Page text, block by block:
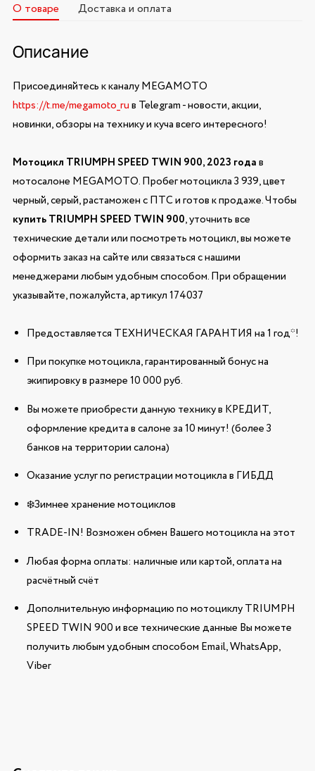
О товаре Доставка и оплата
Описание
Присоединяйтесь к каналу MEGAMOTO
https://t.me/megamoto_ruв Telegram - новости, акции,
новинки, обзоры на технику и куча всего интересного!
Мотоцикл TRIUMPH SPEED TWIN 900, 2023 годав
мотосалоне MEGAMOTO. Пробег мотоцикла 3 939, цвет
черный, серый, растаможен с ПТС и готов к продаже. Чтобы
купить TRIUMPH SPEED TWIN 900, уточнить все
технические детали или посмотреть мотоцикл, вы можете
оформить заказ на сайте или связаться с нашими
менеджерами любым удобным способом. При обращении
указывайте, пожалуйста, артикул 174037
Предоставляется ТЕХНИЧЕСКАЯ ГАРАНТИЯ на 1 год*!
При покупке мотоцикла, гарантированный бонус на
экипировку в размере 10 000 руб.
Вы можете приобрести данную технику в КРЕДИТ,
оформление кредита в салоне за 10 минут! (более 3
банков на территории салона)
Оказание услуг по регистрации мотоцикла в ГИБДД
❄️Зимнее хранение мотоциклов
TRADE-IN! Возможен обмен Вашего мотоцикла на этот
Любая форма оплаты: наличные или картой, оплата на
расчётный счёт
Дополнительную информацию по мотоциклу TRIUMPH
SPEED TWIN 900 и все технические данные Вы можете
получить любым удобным способом Email, WhatsApp,
Viber